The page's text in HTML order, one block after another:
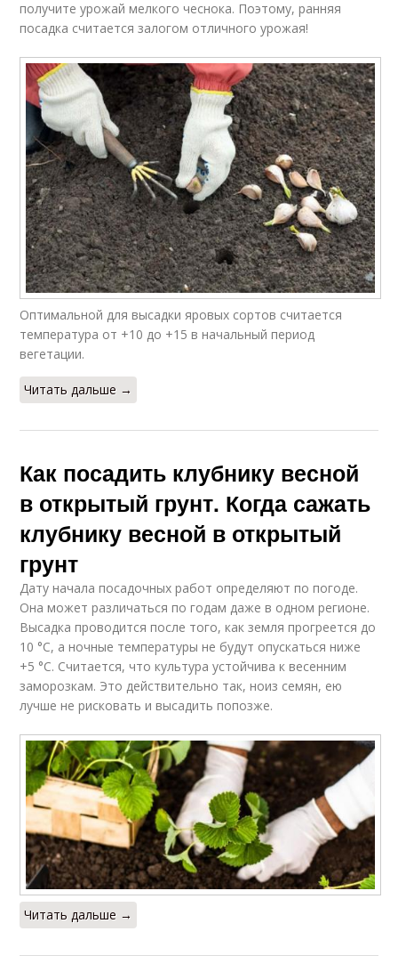
получите урожай мелкого чеснока. Поэтому, ранняя
посадка считается залогом отличного урожая!
Оптимальной для высадки яровых сортов считается
температура от +10 до +15 в начальный период
вегетации.
Читать дальше →
Как посадить клубнику весной
в открытый грунт. Когда сажать
клубнику весной в открытый
грунт
Дату начала посадочных работ определяют по погоде.
Она может различаться по годам даже в одном регионе.
Высадка проводится после того, как земля прогреется до
10 °С, а ночные температуры не будут опускаться ниже
+5 °С. Считается, что культура устойчива к весенним
заморозкам. Это действительно так, ноиз семян, ею
лучше не рисковать и высадить попозже.
Читать дальше →